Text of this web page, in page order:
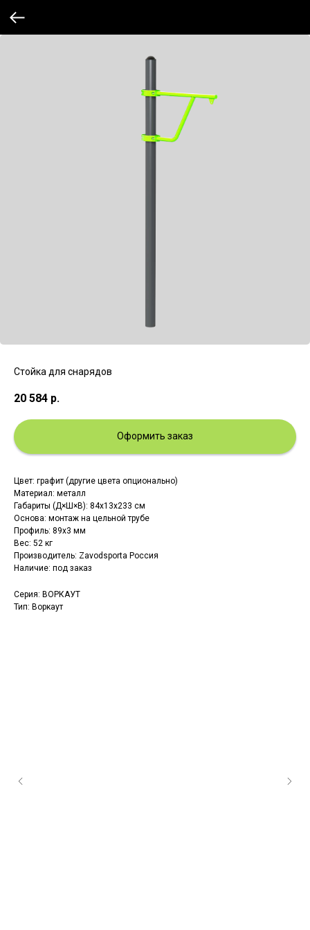
Стойка для снарядов
20 584 р.
Оформить заказ
Цвет: графит (другие цвета опционально)
Материал: металл
Габариты (Д×Ш×В): 84х13х233 см
Основа: монтаж на цельной трубе
Профиль: 89х3 мм
Вес: 52 кг
Производитель: Zavodsporta Россия
Наличие: под заказ
Серия: ВОРКАУТ
Тип: Воркаут